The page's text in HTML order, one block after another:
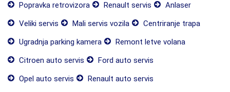
Popravka retrovizora
Renault servis
Anlaser
Veliki servis
Mali servis vozila
Centriranje trapa
Ugradnja parking kamera
Remont letve volana
Citroen auto servis
Ford auto servis
Opel auto servis
Renault auto servis